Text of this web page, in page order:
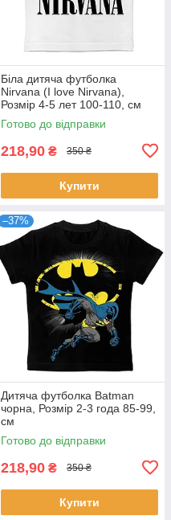
Біла дитяча футболка
Nirvana (I love Nirvana),
Розмір 4-5 лет 100-110, см
Готово до відправки
218,90 ₴ 350 ₴
Купити
–37%
Дитяча футболка Batman
чорна, Розмір 2-3 года 85-99,
см
Готово до відправки
218,90 ₴ 350 ₴
Купити